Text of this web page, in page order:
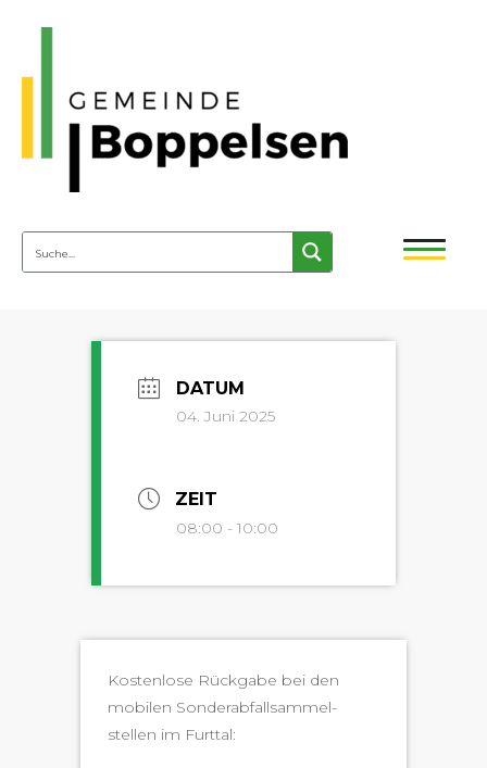
04. Juni 2025
ZEIT
08:00 - 10:00
Kosten­lose Rück­gabe bei den
mobilen Son­der­ab­fall­sam­mel­
stellen im Furttal: